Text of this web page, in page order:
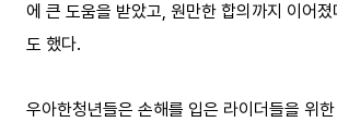
에 큰 도움을 받았고, 원만한 합의까지 이어졌
도 했다.
우아한청년들은 손해를 입은 라이더들을 위